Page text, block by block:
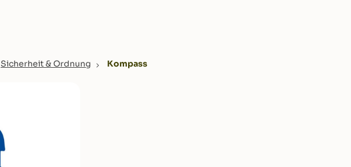
Sicherheit & Ordnung Kompass